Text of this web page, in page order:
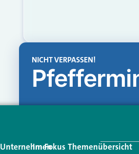
NICHT VERPASSEN!
Unternehmen
Im Fokus Themenübersicht